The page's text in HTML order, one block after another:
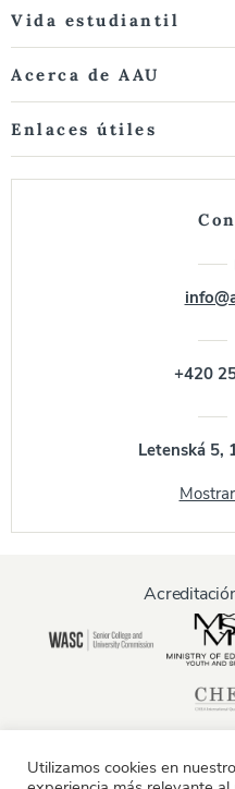
Vida estudiantil
Acerca de AAU
Enlaces útiles
+420
Letenská 5,
Utilizamos cookies en